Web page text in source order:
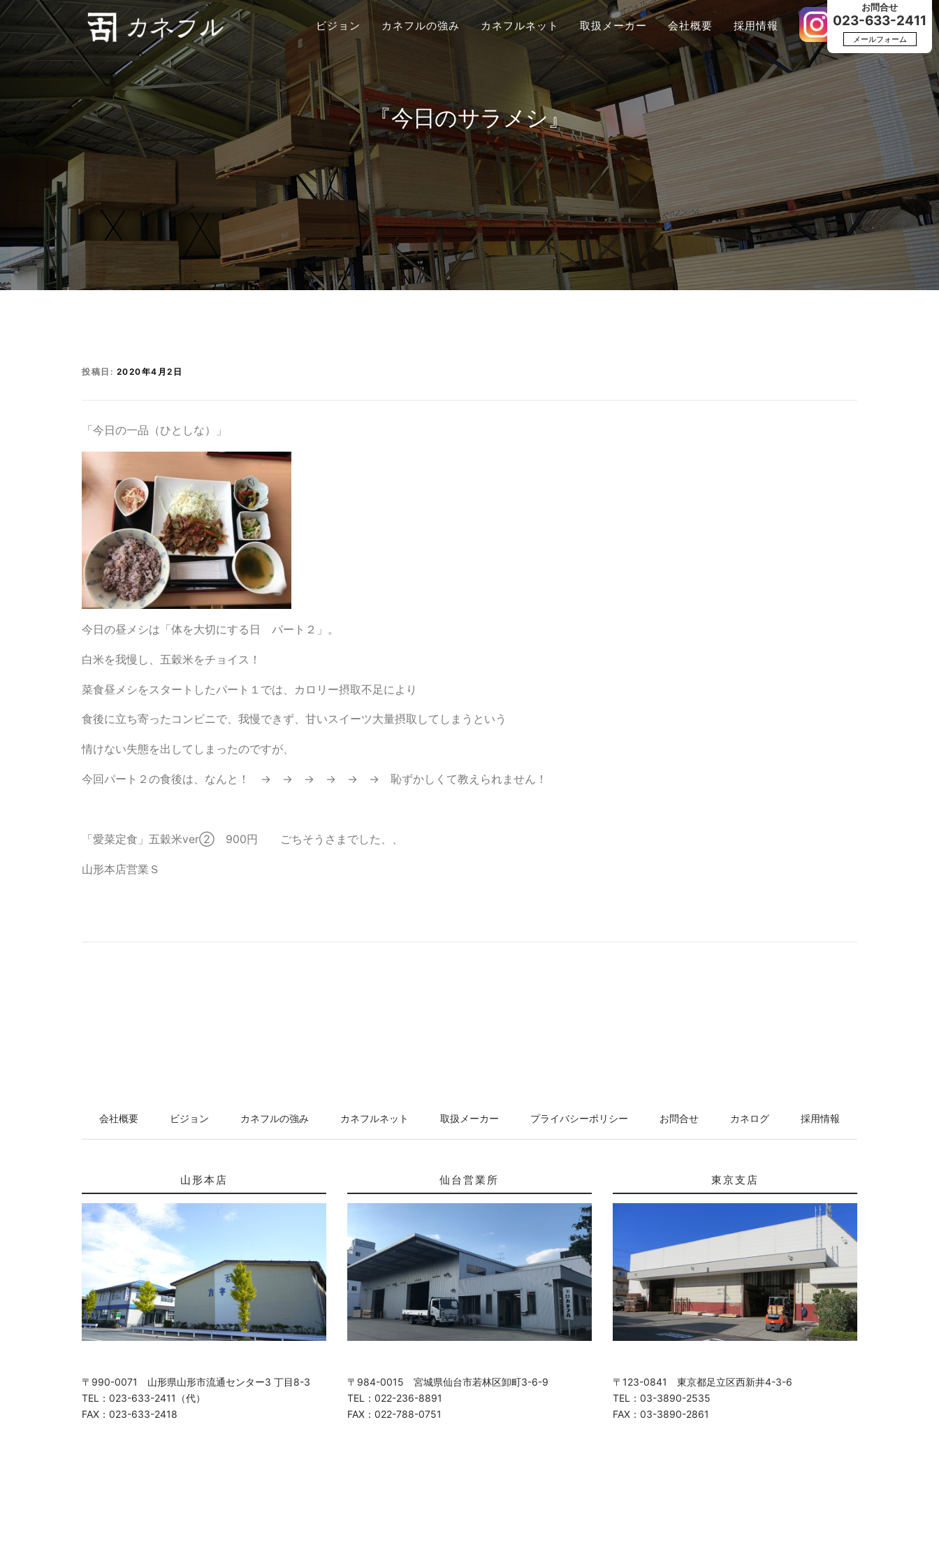
お問合せ
023-633-2411
メールフォーム
コンテンツへスキップ
ビジョン カネフルの強み カネフルネット 取扱メーカー 会社概要 採用情報
『今日のサラメシ』
投稿日: 2020年4月2日
「今日の一品（ひとしな）」
今日の昼メシは「体を大切にする日 パート２」。
白米を我慢し、五穀米をチョイス！
菜食昼メシをスタートしたパート１では、カロリー摂取不足により
食後に立ち寄ったコンビニで、我慢できず、甘いスイーツ大量摂取してしまうという
情けない失態を出してしまったのですが、
今回パート２の食後は、なんと！ → → → → → → 恥ずかしくて教えられません！
「愛菜定食」五穀米ver② 900円 ごちそうさまでした、、
山形本店営業Ｓ
会社概要 ビジョン カネフルの強み カネフルネット 取扱メーカー プライバシーポリシー お問合せ カネログ 採用情報
山形本店
〒990-0071 山形県山形市流通センター3 丁目8-3
TEL：023-633-2411（代）
FAX：023-633-2418
仙台営業所
〒984-0015 宮城県仙台市若林区卸町3-6-9
TEL：022-236-8891
FAX：022-788-0751
東京支店
〒123-0841 東京都足立区西新井4-3-6
TEL：03-3890-2535
FAX：03-3890-2861